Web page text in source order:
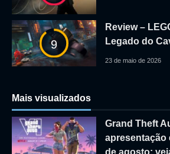
9
Review –
Legado do
23 de maio de 2026
Mais visualizados
Grand Theft
apresentação
de agosto;